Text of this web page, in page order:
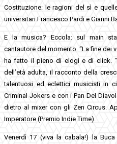
Costituzione: le ragioni del sì e
universitari Francesco Pardi e Gianni
E la musica? Eccola: sul main
cantautore del momento. “La fine dei
ha fatto il pieno di elogi e di click.
dell’età adulta, il racconto della
talentuosi ed eclettici musicisti in
Criminal Jokers e con i Pan Del
dietro al mixer con gli Zen Circus.
Imperatore (Premio Indie Time).
Venerdì 17 (viva la cabala!) la